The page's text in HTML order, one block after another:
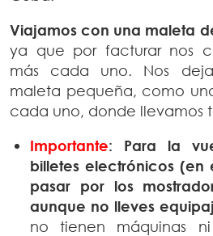
Viajamos con una maleta
ya que por facturar nos
más cada uno. Nos
maleta pequeña, como
cada uno, donde llevamos
Importante: Para la
billetes electrónicos
pasar por los
aunque no lleves
no tienen máquinas